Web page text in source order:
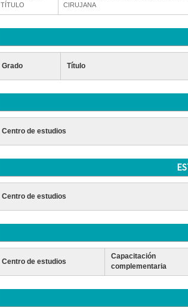
TÍTULO
CIRUJANA
Grado Título
Centro de estudios
Centro de estudios
Centro de estudios
Capacitación
complementaria